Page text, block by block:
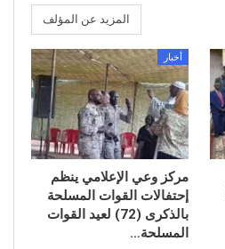
المزيد عن المؤلف
أخبار
مركز وعي الإعلامي ينظم
إحتفالات القوات المسلحة
بالذكرى (72) لعيد القوات
المسلحة…